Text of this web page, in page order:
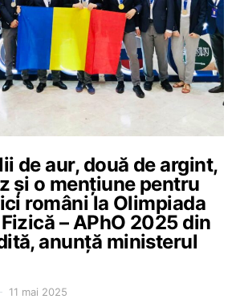
de aur, două de argint,
și o mențiune pentru
români la Olimpiada
– APhO 2025 din
anunță ministerul
11 mai 2025